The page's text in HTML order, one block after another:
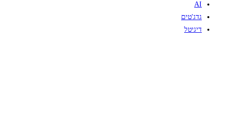
AI
גדג'טים
דיגיטל